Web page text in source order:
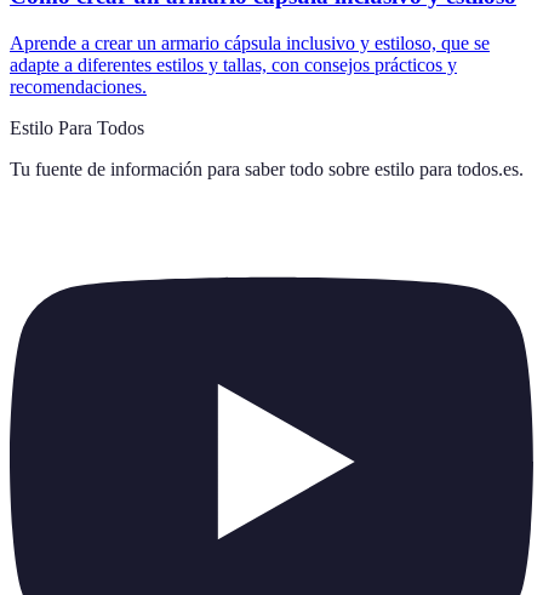
Aprende a crear un armario cápsula inclusivo y estiloso, que se
adapte a diferentes estilos y tallas, con consejos prácticos y
recomendaciones.
Estilo Para Todos
Tu fuente de información para saber todo sobre estilo para todos.es.